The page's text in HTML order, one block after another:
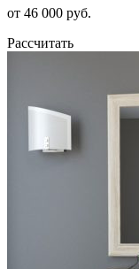
от 46 000 руб.
Рассчитать